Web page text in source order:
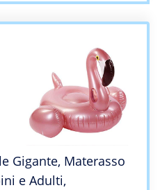
Gigante, Materasso
e Adulti,